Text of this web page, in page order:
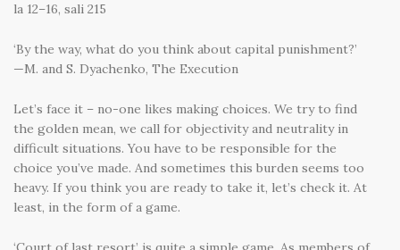
la 12–16, sali 215
‘By the way, what do you think about capital punishment?’
—M. and S. Dyachenko, The Execution
Let’s face it – no-one likes making choices. We try to find
the golden mean, we call for objectivity and neutrality in
difficult situations. You have to be responsible for the
choice you’ve made. And sometimes this burden seems too
heavy. If you think you are ready to take it, let’s check it. At
least, in the form of a game.